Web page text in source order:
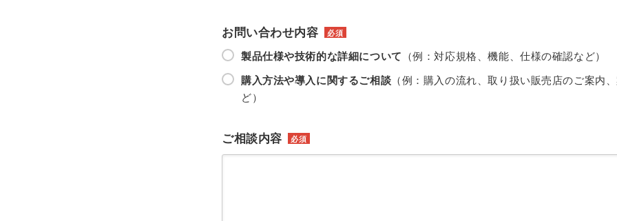
お問い合わせ内容 必須
製品仕様や技術的な詳細について （例：対応規格、機能、仕様の確認など）
購入方法や導入に関するご相談 （例：購入の流れ、取り扱い販売店のご案内
ど）
ご相談内容 必須